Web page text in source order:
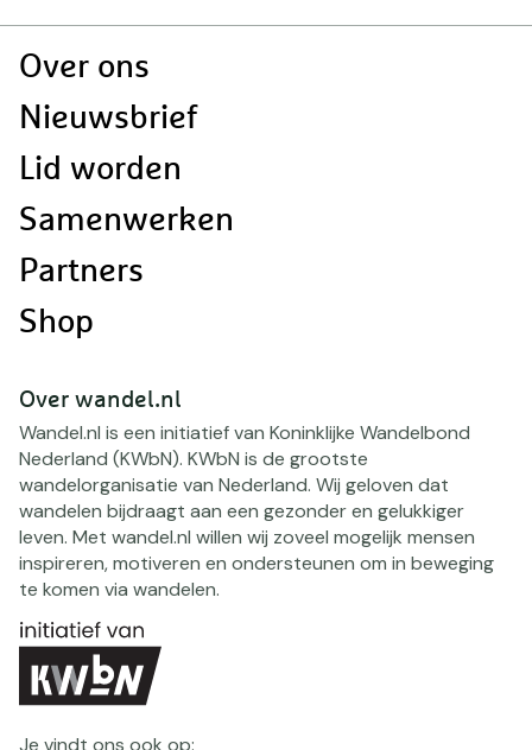
Doormat
Over ons
Nieuwsbrief
Lid worden
Samenwerken
Partners
Shop
Over wandel.nl
Wandel.nl is een initiatief van Koninklijke Wandelbond
Nederland (KWbN). KWbN is de grootste
wandelorganisatie van Nederland. Wij geloven dat
wandelen bijdraagt aan een gezonder en gelukkiger
leven. Met wandel.nl willen wij zoveel mogelijk mensen
inspireren, motiveren en ondersteunen om in beweging
te komen via wandelen.
Je vindt ons ook op: